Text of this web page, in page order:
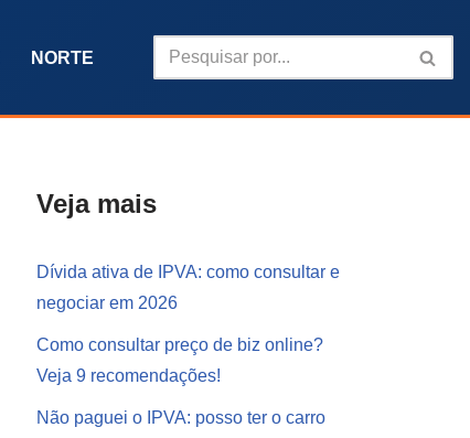
NORTE
Veja mais
Dívida ativa de IPVA: como consultar e
negociar em 2026
Como consultar preço de biz online?
Veja 9 recomendações!
Não paguei o IPVA: posso ter o carro